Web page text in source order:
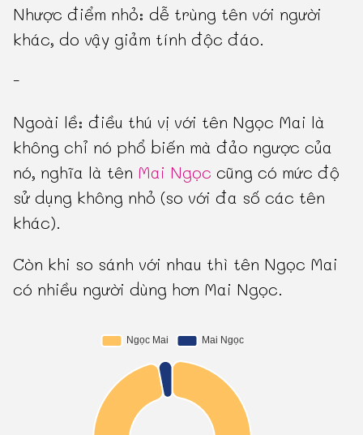
Nhược điểm nhỏ: dễ trùng tên với người
khác, do vậy giảm tính độc đáo.
-
Ngoài lề: điều thú vị với tên Ngọc Mai là
không chỉ nó phổ biến mà đảo ngược của
nó, nghĩa là tên Mai Ngọc cũng có mức độ
sử dụng không nhỏ (so với đa số các tên
khác).
Còn khi so sánh với nhau thì tên Ngọc Mai
có nhiều người dùng hơn Mai Ngọc.